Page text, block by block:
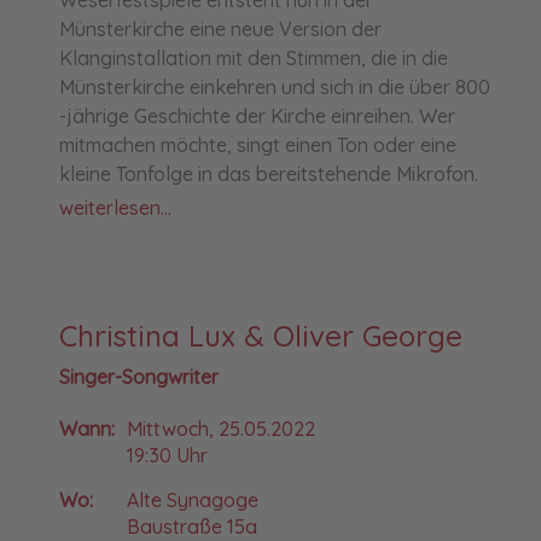
Münsterkirche eine neue Version der
Klanginstallation mit den Stimmen, die in die
Münsterkirche einkehren und sich in die über 800
-jährige Geschichte der Kirche einreihen. Wer
mitmachen möchte, singt einen Ton oder eine
kleine Tonfolge in das bereitstehende Mikrofon.
weiterlesen...
Christina Lux & Oliver George
Singer-Songwriter
Wann: Mittwoch, 25.05.2022
19:30 Uhr
Wo:
Alte Synagoge
Baustraße 15a